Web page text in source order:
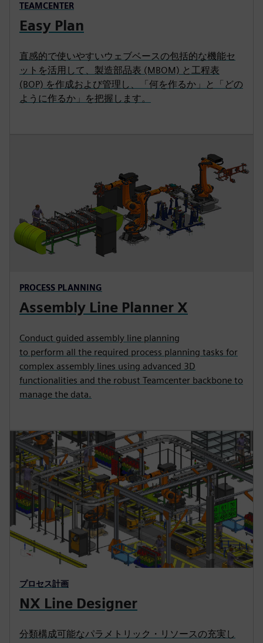
TEAMCENTER
Easy Plan
直感的で使いやすいウェブベースの包括的な機能セ
ットを活用して、製造部品表 (MBOM) と工程表
(BOP) を作成および管理し、「何を作るか」と「どの
ように作るか」を把握します。
PROCESS PLANNING
Assembly Line Planner X
Conduct guided assembly line planning
to perform all the required process planning tasks for
complex assembly lines using advanced 3D
functionalities and the robust Teamcenter backbone to
manage the data.
プロセス計画
NX Line Designer
分類構成可能なパラメトリック・リソースの充実し